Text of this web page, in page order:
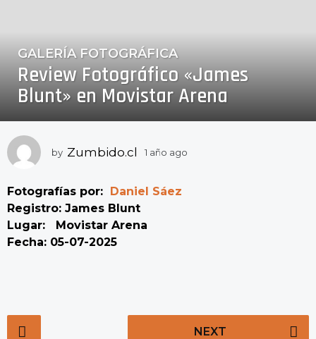
1
a
ñ
o
a
g
o
a
ñ
o
a
GALERÍA FOTOGRÁFICA
Review Fotográfico «James
Blunt» en Movistar Arena
by Zumbido.cl 1 año ago
Fotografías por: Daniel Sáez
Registro: James Blunt
Lugar: Movistar Arena
Fecha: 05-07-2025
NEXT